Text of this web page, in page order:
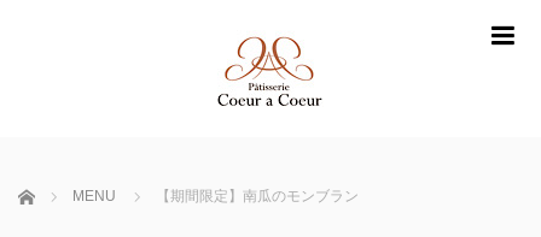
ホーム MENU 【期間限定】南瓜のモンブラン